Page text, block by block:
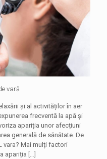
vară
și al activităților în aer
frecventă la apă și
apariția unor afecțiuni
generală de sănătate. De
vara? Mai mulți factori
apariția […]